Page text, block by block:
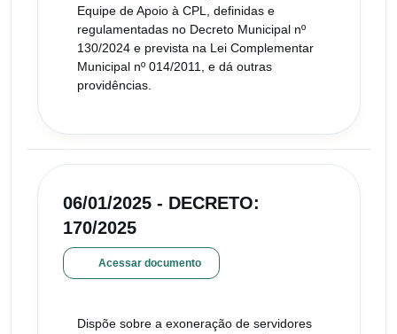
Equipe de Apoio à CPL, definidas e
regulamentadas no Decreto Municipal nº
130/2024 e prevista na Lei Complementar
Municipal nº 014/2011, e dá outras
providências.
06/01/2025 - DECRETO:
170/2025
Acessar documento
Dispõe sobre a exoneração de servidores